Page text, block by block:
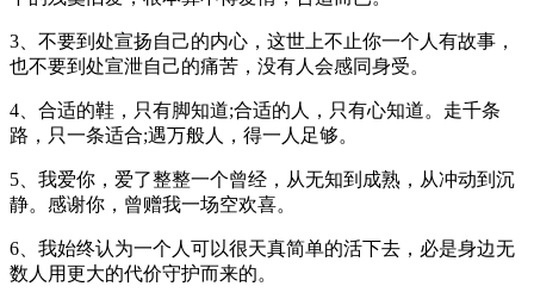
3、不要到处宣扬自己的内心，这世上不止你一个人有故事，
也不要到处宣泄自己的痛苦，没有人会感同身受。
4、合适的鞋，只有脚知道;合适的人，只有心知道。走千条
路，只一条适合;遇万般人，得一人足够。
5、我爱你，爱了整整一个曾经，从无知到成熟，从冲动到沉
静。感谢你，曾赠我一场空欢喜。
6、我始终认为一个人可以很天真简单的活下去，必是身边无
数人用更大的代价守护而来的。